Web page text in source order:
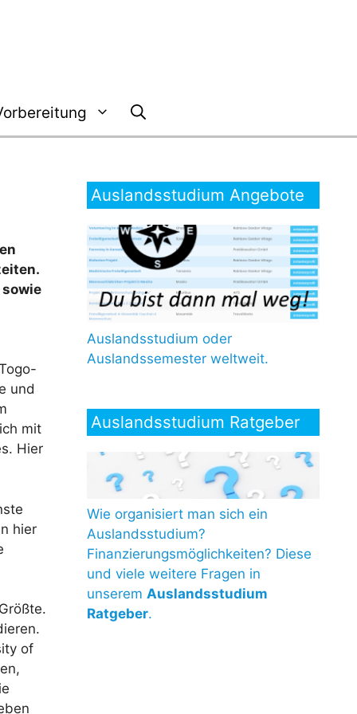
und
mit
Hier
hier
of
Auslandsstudium Angebote
Auslandsstudium oder
Auslandssemester weltweit.
Auslandsstudium Ratgeber
Wie organisiert man sich ein
Auslandsstudium?
Finanzierungsmöglichkeiten? Diese
und viele weitere Fragen in
unserem Auslandsstudium
Ratgeber.